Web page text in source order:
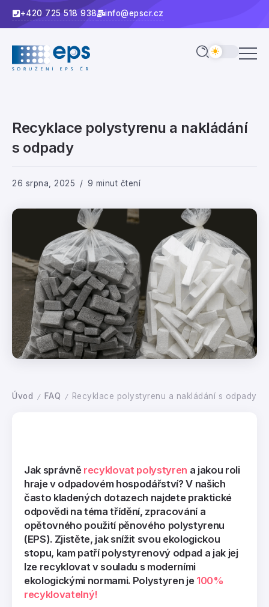
+420 725 518 938 info@epscr.cz
Recyklace polystyrenu a nakládání
s odpady
26 srpna, 2025 9 minut čtení
Úvod / FAQ / Recyklace polystyrenu a nakládání s odpady
Jak správně recyklovat polystyren a jakou roli
hraje v odpadovém hospodářství? V našich
často kladených dotazech najdete praktické
odpovědi na téma třídění, zpracování a
opětovného použití pěnového polystyrenu
(EPS). Zjistěte, jak snížit svou ekologickou
stopu, kam patří polystyrenový odpad a jak jej
lze recyklovat v souladu s moderními
ekologickými normami. Polystyren je 100%
recyklovatelný!